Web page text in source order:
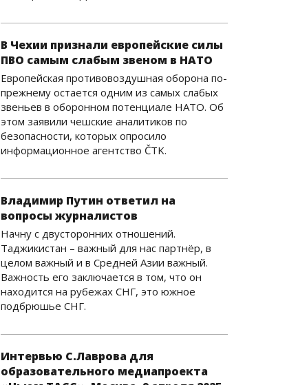
В Чехии признали европейские силы
ПВО самым слабым звеном в НАТО
Европейская противовоздушная оборона по-
прежнему остается одним из самых слабых
звеньев в оборонном потенциале НАТО. Об
этом заявили чешские аналитиков по
безопасности, которых опросило
информационное агентство ČTK.
Владимир Путин ответил на
вопросы журналистов
Начну с двусторонних отношений.
Таджикистан – важный для нас партнёр, в
целом важный и в Средней Азии важный.
Важность его заключается в том, что он
находится на рубежах СНГ, это южное
подбрюшье СНГ.
Интервью С.Лаврова для
образовательного медиапроекта